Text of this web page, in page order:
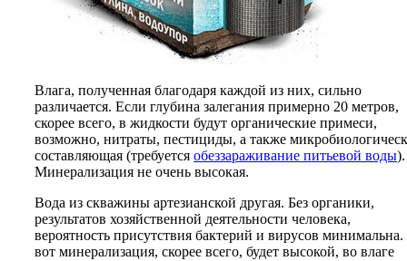
Влага, полученная благодаря каждой из них, сильно
различается. Если глубина залегания примерно 20 метров,
скорее всего, в жидкости будут органические примеси,
возможно, нитраты, пестициды, а также
составляющая (требуется обеззараживание питьевой воды).
Минерализация не очень высокая.
Вода из скважины артезианской другая. Без органики,
результатов хозяйственной деятельности человека,
вероятность присутствия бактерий и вирусов
вот минерализация, скорее всего, будет высокой, во влаге